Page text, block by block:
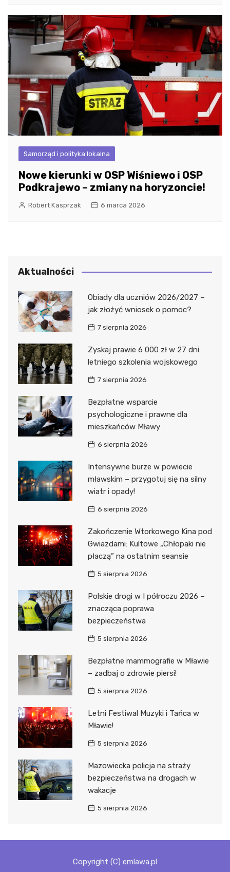
Samorząd i polityka lokalna
Nowe kierunki w OSP Wiśniewo i OSP
Podkrajewo – zmiany na horyzoncie!
Robert Kasprzak 6 marca 2026
Aktualności
Obiady dla uczniów 2026/2027 –
jak złożyć wniosek o pomoc?
7 sierpnia 2026
Zyskaj prawie 6 000 zł w 27 dni
letniego szkolenia wojskowego
7 sierpnia 2026
Bezpłatne wsparcie
psychologiczne i prawne dla
mieszkańców Mławy
6 sierpnia 2026
Intensywne burze w powiecie
mławskim – przygotuj się na silny
wiatr i opady!
6 sierpnia 2026
Zakończenie Wtorkowego Kina pod
Gwiazdami: Kultowe „Chłopaki nie
płaczą” na ostatnim seansie
5 sierpnia 2026
Polskie drogi w I półroczu 2026 –
znacząca poprawa
bezpieczeństwa
5 sierpnia 2026
Bezpłatne mammografie w Mławie
– zadbaj o zdrowie piersi!
5 sierpnia 2026
Letni Festiwal Muzyki i Tańca w
Mławie!
5 sierpnia 2026
Mazowiecka policja na straży
bezpieczeństwa na drogach w
wakacje
5 sierpnia 2026
Copyright (C) emlawa.pl